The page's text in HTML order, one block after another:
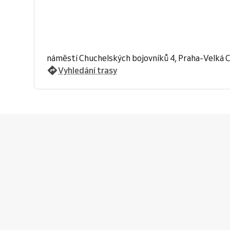
náměstí Chuchelských bojovníků 4, Praha-Velká
Vyhledání trasy